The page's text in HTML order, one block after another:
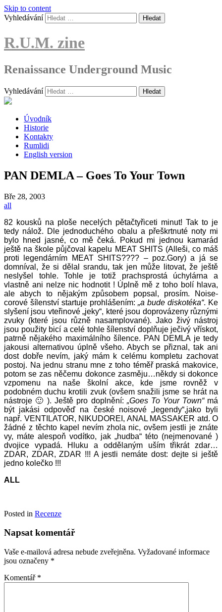
Skip to content
Vyhledávání
R.U.M. zine
Renaissance Underground Music
Vyhledávání
Úvodník
Historie
Kontakty
Rumlidi
English version
PAN DEMLA – Goes To Your Town
Bře 28, 2003
all
82 kousků na ploše necelých pětačtyřiceti minut! Tak to je
tedy nálož. Dle jednoduchého obalu a přeškrtnuté noty mi
bylo hned jasné, co mě čeká. Pokud mi jednou kamarád
ještě na škole půjčoval kapelu MEAT SHITS (Alleši, co máš
proti legendárním MEAT SHITS???? – poz.Gory) a já se
domníval, že si dělal srandu, tak jen může litovat, že ještě
neslyšel tohle.Tohle je totiž prachsprostá úchylárna a
vlastně ani nelze nic hodnotit ! Úplně mě z toho bolí hlava,
ale abych to nějakým způsobem popsal, prosím. Noise-
corové šílenství startuje prohlášením: „a bude diskotéka“. Ke
slyšení jsou vteřinové „jeky“, které jsou doprovázeny různými
zvuky (které jsou různě nasamplované). Jako živý nástroj
jsou použity bicí a celé tohle šílenství doplňuje ječivý vřískot,
patrně nějakého maximálního šílence. PAN DEMLA je tedy
jakousi alternativou úplně všeho. Abych se přiznal, tak ani
dost dobře nevím, jaký mám k celému kompletu zachovat
postoj. Na jednu stranu mne z toho téměř praská makovice,
potom se zas něčemu dokonce zasměju…někdy si dokonce
vzpomenu na naše školní akce, kde jsme rovněž v
podobném duchu krotili zvuk (ovšem snažili jsme se hrát na
nástroje 🙂 ). Ještě pro doplnění: „Goes To Your Town“má
být jakási odpověď na české noisové „legendy“,jako byli
např. VENTILATOR, NIKUDOREI, ANAL MASSAKER atd. O
žádné z těchto kapel nevím zhola nic, ovšem jestli je znáte
vy, máte alespoň vodítko, jak „hudba“ této (nejmenované )
dvojice vypadá. Hluku a oddělaným uším třikrát zdar…
ZDAR, ZDAR, ZDAR !!! A jestli nemáte dost: dejte si ještě
jedno kolečko !!!
ALL
Posted in Recenze
Napsat komentář
Vaše e-mailová adresa nebude zveřejněna. Vyžadované informace
jsou označeny *
Komentář *